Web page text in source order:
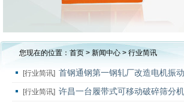
您现在的位置： 首页 > 新闻中心 > 行业简讯
[行业简讯] 首钢通钢第一钢轧厂改造电机振
[行业简讯] 许昌一台履带式可移动破碎筛分